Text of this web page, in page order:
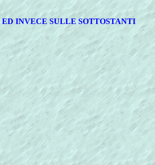
ED INVECE SULLE SOTTOSTANTI